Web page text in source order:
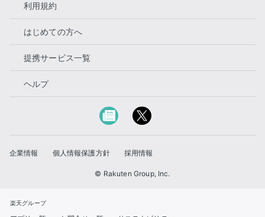
利用規約
はじめての方へ
提携サービス一覧
ヘルプ
企業情報 個人情報保護方針 採用情報
© Rakuten Group, Inc.
楽天グループ